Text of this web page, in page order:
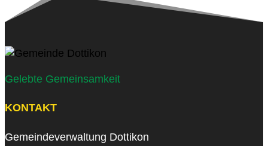
Gelebte Gemeinsamkeit
KONTAKT
Gemeindeverwaltung Dottikon